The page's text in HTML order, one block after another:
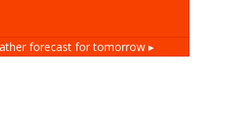
forecast for tomorrow ▸